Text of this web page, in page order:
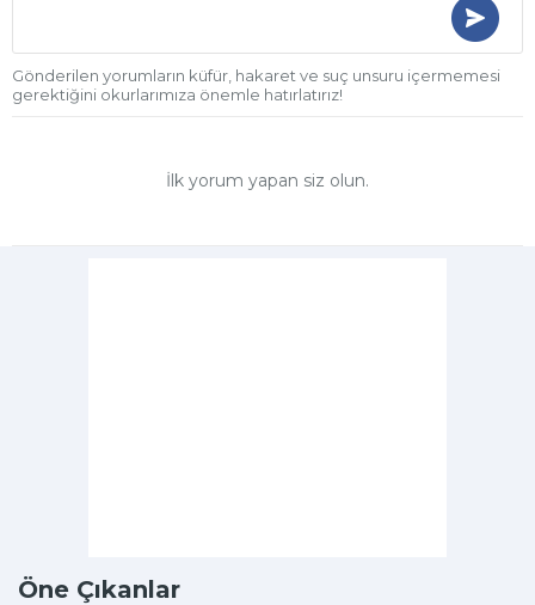
Gönderilen yorumların küfür, hakaret ve suç unsuru içermemesi
gerektiğini okurlarımıza önemle hatırlatırız!
İlk yorum yapan siz olun.
Öne Çıkanlar